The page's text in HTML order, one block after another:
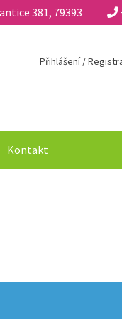
381, 79393
Přihlášení /
Kontakt